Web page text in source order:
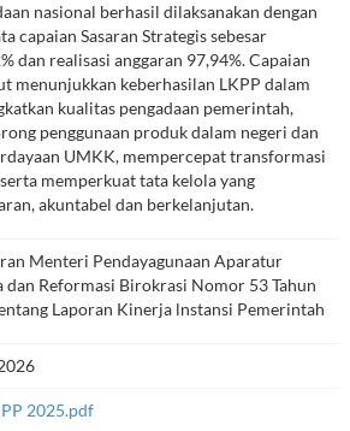
nasional berhasil dilaksanakan dengan
capaian Sasaran Strategis sebesar
dan realisasi anggaran 97,94%. Capaian
menunjukkan keberhasilan LKPP dalam
kualitas pengadaan pemerintah,
penggunaan produk dalam negeri dan
UMKK, mempercepat transformasi
memperkuat tata kelola yang
akuntabel dan berkelanjutan.
Menteri Pendayagunaan Aparatur
dan Reformasi Birokrasi Nomor 53 Tahun
Laporan Kinerja lnstansi Pemerintah
2025.pdf